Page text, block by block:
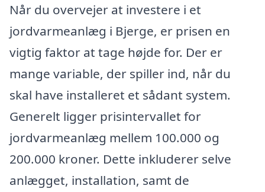
Når du overvejer at investere i et
jordvarmeanlæg i Bjerge, er prisen en
vigtig faktor at tage højde for. Der er
mange variable, der spiller ind, når du
skal have installeret et sådant system.
Generelt ligger prisintervallet for
jordvarmeanlæg mellem 100.000 og
200.000 kroner. Dette inkluderer selve
anlægget, installation, samt de